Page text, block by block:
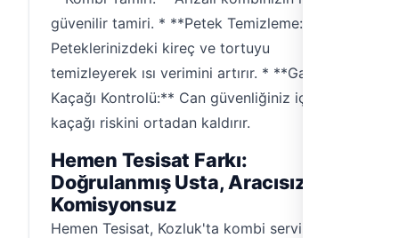
güvenilir tamiri. * **Petek Temizleme:**
Peteklerinizdeki kireç ve tortuyu
temizleyerek ısı verimini artırır. * **Gaz
Kaçağı Kontrolü:** Can güvenliğiniz için gaz
kaçağı riskini ortadan kaldırır.
Hemen Tesisat Farkı:
Doğrulanmış Usta, Aracısız ve
Komisyonsuz
Hemen Tesisat, Kozluk'ta kombi servisi